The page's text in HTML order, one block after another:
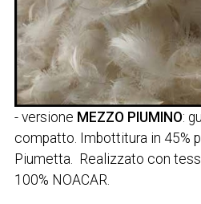
- versione MEZZO PIUMINO:
compatto. Imbottitura in 45%
Piumetta. Realizzato con
100% NOACAR.